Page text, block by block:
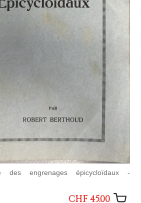
des engrenages épicycloïdaux -
CHF 45.00